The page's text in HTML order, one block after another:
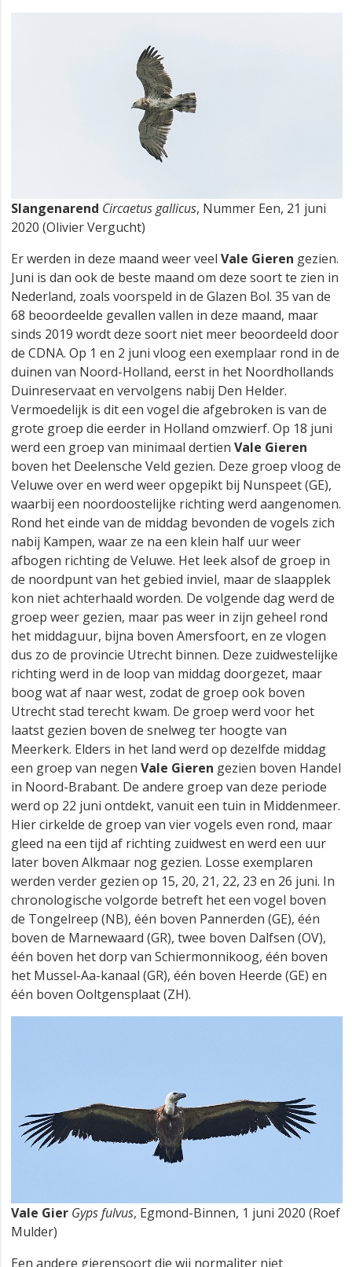
Slangenarend Circaetus gallicus, Nummer Een, 21 juni
2020 (Olivier Vergucht)
Er werden in deze maand weer veel Vale Gieren gezien.
Juni is dan ook de beste maand om deze soort te zien in
Nederland, zoals voorspeld in de Glazen Bol. 35 van de
68 beoordeelde gevallen vallen in deze maand, maar
sinds 2019 wordt deze soort niet meer beoordeeld door
de CDNA. Op 1 en 2 juni vloog een exemplaar rond in de
duinen van Noord-Holland, eerst in het Noordhollands
Duinreservaat en vervolgens nabij Den Helder.
Vermoedelijk is dit een vogel die afgebroken is van de
grote groep die eerder in Holland omzwierf. Op 18 juni
werd een groep van minimaal dertien Vale Gieren
boven het Deelensche Veld gezien. Deze groep vloog de
Veluwe over en werd weer opgepikt bij Nunspeet (GE),
waarbij een noordoostelijke richting werd aangenomen.
Rond het einde van de middag bevonden de vogels zich
nabij Kampen, waar ze na een klein half uur weer
afbogen richting de Veluwe. Het leek alsof de groep in
de noordpunt van het gebied inviel, maar de slaapplek
kon niet achterhaald worden. De volgende dag werd de
groep weer gezien, maar pas weer in zijn geheel rond
het middaguur, bijna boven Amersfoort, en ze vlogen
dus zo de provincie Utrecht binnen. Deze zuidwestelijke
richting werd in de loop van middag doorgezet, maar
boog wat af naar west, zodat de groep ook boven
Utrecht stad terecht kwam. De groep werd voor het
laatst gezien boven de snelweg ter hoogte van
Meerkerk. Elders in het land werd op dezelfde middag
een groep van negen Vale Gieren gezien boven Handel
in Noord-Brabant. De andere groep van deze periode
werd op 22 juni ontdekt, vanuit een tuin in Middenmeer.
Hier cirkelde de groep van vier vogels even rond, maar
gleed na een tijd af richting zuidwest en werd een uur
later boven Alkmaar nog gezien. Losse exemplaren
werden verder gezien op 15, 20, 21, 22, 23 en 26 juni. In
chronologische volgorde betreft het een vogel boven
de Tongelreep (NB), één boven Pannerden (GE), één
boven de Marnewaard (GR), twee boven Dalfsen (OV),
één boven het dorp van Schiermonnikoog, één boven
het Mussel-Aa-kanaal (GR), één boven Heerde (GE) en
één boven Ooltgensplaat (ZH).
Vale Gier Gyps fulvus, Egmond-Binnen, 1 juni 2020 (Roef
Mulder)
Een andere gierensoort die wij normaliter niet